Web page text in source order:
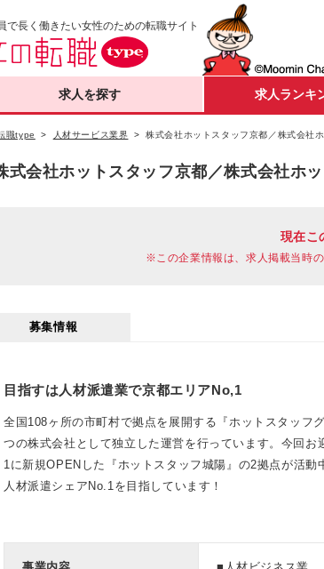
で長く働きたい女性のための転職サイト
求人を探す 求人ランキ
職type 人材サービス業界 株式会社ホットスタッフ京都／株式会社
式会社ホットスタッフ京都／株式会社ホ
現在こ
※この企業情報は、求人掲載当時
募集情報
目指すは人材派遣業で京都エリアNo,1
全国108ヶ所の市町村で拠点を展開する『ホットスタッフ
つの株式会社として独立した運営を行っています。今回
1に新規OPENした『ホットスタッフ城陽』の2拠点が活
人材派遣シェアNo.1を目指しています！